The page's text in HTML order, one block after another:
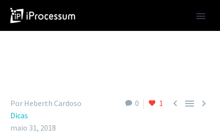
0 1   
Por Heberth Cardoso
Dicas
maio 31, 2018